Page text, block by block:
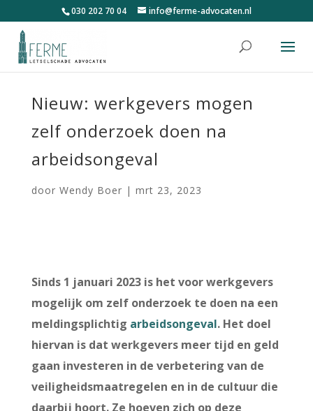
030 202 70 04 info@ferme-advocaten.nl
Nieuw: werkgevers mogen
zelf onderzoek doen na
arbeidsongeval
door Wendy Boer | mrt 23, 2023
Sinds 1 januari 2023 is het voor werkgevers
mogelijk om zelf onderzoek te doen na een
meldingsplichtig arbeidsongeval. Het doel
hiervan is dat werkgevers meer tijd en geld
gaan investeren in de verbetering van de
veiligheidsmaatregelen en in de cultuur die
daarbij hoort. Ze hoeven zich op deze